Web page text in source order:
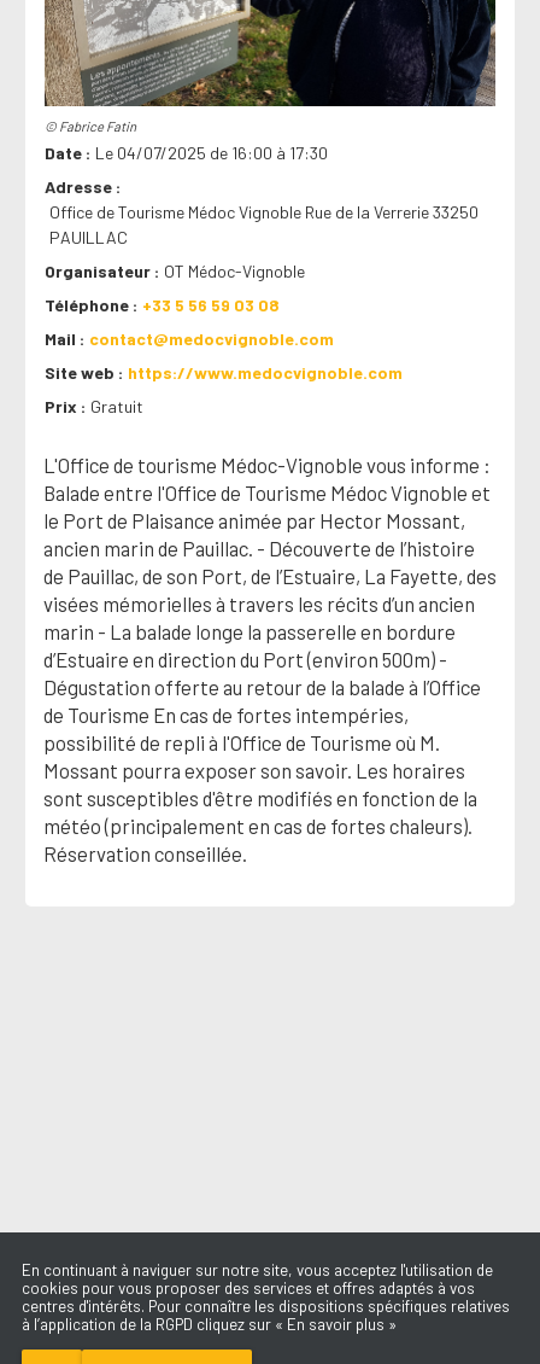
MAS MACARENA
© Fabrice Fatin
Date
Le 04/07/2025 de 16:00 à 17:30
Adresse
Office de Tourisme Médoc Vignoble Rue de la Verrerie 33250
PAUILLAC
Organisateur
OT Médoc-Vignoble
Téléphone
+33 5 56 59 03 08
Mail
contact@medocvignoble.com
Site web
https://www.medocvignoble.com
Prix
Gratuit
L'Office de tourisme Médoc-Vignoble vous informe :
Balade entre l'Office de Tourisme Médoc Vignoble et
le Port de Plaisance animée par Hector Mossant,
ancien marin de Pauillac. - Découverte de l’histoire
de Pauillac, de son Port, de l’Estuaire, La Fayette, des
visées mémorielles à travers les récits d’un ancien
marin - La balade longe la passerelle en bordure
d’Estuaire en direction du Port (environ 500m) -
Dégustation offerte au retour de la balade à l’Office
de Tourisme En cas de fortes intempéries,
possibilité de repli à l'Office de Tourisme où M.
Mossant pourra exposer son savoir. Les horaires
sont susceptibles d'être modifiés en fonction de la
météo (principalement en cas de fortes chaleurs).
Réservation conseillée.
En continuant à naviguer sur notre site, vous acceptez l'utilisation de
cookies pour vous proposer des services et offres adaptés à vos
centres d'intérêts. Pour connaître les dispositions spécifiques relatives
à l’application de la RGPD cliquez sur « En savoir plus »